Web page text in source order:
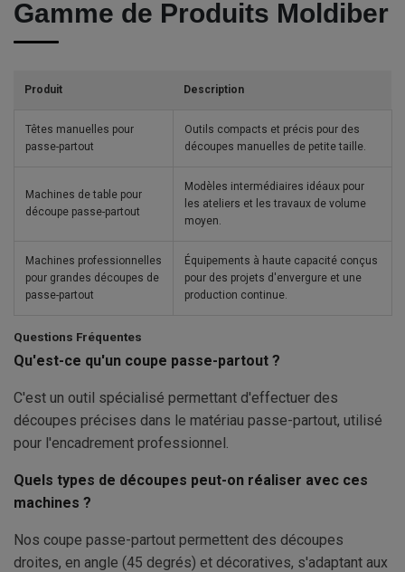
Gamme de Produits Moldiber
Produit Description
Têtes manuelles pour
passe-partout
Outils compacts et précis pour des
découpes manuelles de petite taille.
Machines de table pour
découpe passe-partout
Modèles intermédiaires idéaux pour
les ateliers et les travaux de volume
moyen.
Machines professionnelles
pour grandes découpes de
passe-partout
Équipements à haute capacité conçus
pour des projets d'envergure et une
production continue.
Questions Fréquentes
Qu'est-ce qu'un coupe passe-partout ?
C'est un outil spécialisé permettant d'effectuer des
découpes précises dans le matériau passe-partout, utilisé
pour l'encadrement professionnel.
Quels types de découpes peut-on réaliser avec ces
machines ?
Nos coupe passe-partout permettent des découpes
droites, en angle (45 degrés) et décoratives, s'adaptant aux